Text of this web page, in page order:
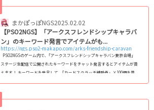
スタンプなど 回数ボーナスではロビアク「超電磁砲/ヨハネのペン」が入手
可能 (adsbygoogle = window.adsbygoogle || ).push...
まかぽっぽNGS2025.02.02
【PSO2NGS】「アークスフレンドシップキャラバ
ン」のキーワード発言でアイテムがも...
https://ngs.pso2-makapo.com/arks-friendship-caravan
PSO2NGSのゲーム内で､「アークスフレンドシップキャラバン東京会場」
ステージ生配信で公開されたキーワードをチャット発言するとアイテムが貰
えます！ キーワードを発言して､「カードスクラッチ補助券」×100個を貰
ットで下記キーワードを期間内に発言すると､アイテムが貰えます｡ 有効期
間2025/3/5 定期メンテまで キーワードアークスフレンドシップキ...